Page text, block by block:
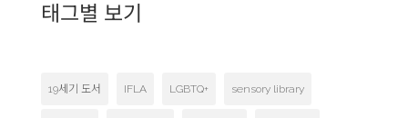
태그별 보기
19세기 도서 IFLA LGBTQ+ sensory library